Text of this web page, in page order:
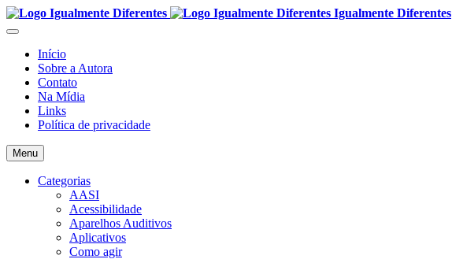
Igualmente Diferentes
Início
Sobre a Autora
Contato
Na Mídia
Links
Política de privacidade
Menu
Categorias
AASI
Acessibilidade
Aparelhos Auditivos
Aplicativos
Como agir